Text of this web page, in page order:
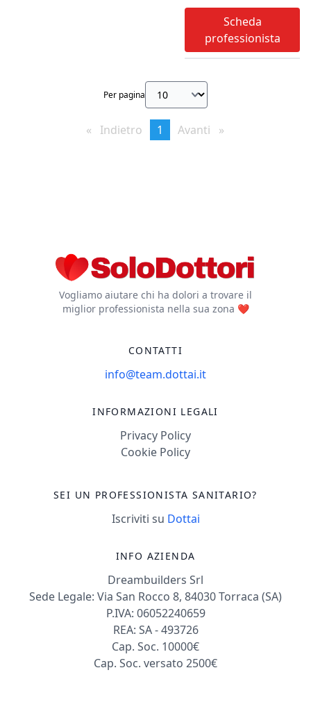
VULNOLOGO Wound
Care Specialist PIEDE
DIABETICO - TECNICO
ORTOPEDICO -
MACOPS Manager
Coordinatore delle
Scheda
professionista
Per pagina
Indietro pageYou're
1 Avanti page
Vogliamo aiutare chi ha dolori a trovare il
miglior professionista nella sua zona ❤️
CONTATTI
info@team.dottai.it
INFORMAZIONI LEGALI
Privacy Policy
Cookie Policy
SEI UN PROFESSIONISTA SANITARIO?
Iscriviti su Dottai
INFO AZIENDA
Dreambuilders Srl
Sede Legale: Via San Rocco 8, 84030 Torraca (SA)
P.IVA: 06052240659
REA: SA - 493726
Cap. Soc. 10000€
Cap. Soc. versato 2500€